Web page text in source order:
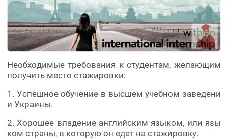
Необходимые требования к студентам, желающим
получить место стажировки:
1. Успешное обучение в высшем учебном заведени
и Украины.
2. Хорошее владение английским языком, или язы
ком страны, в которую он едет на стажировку.